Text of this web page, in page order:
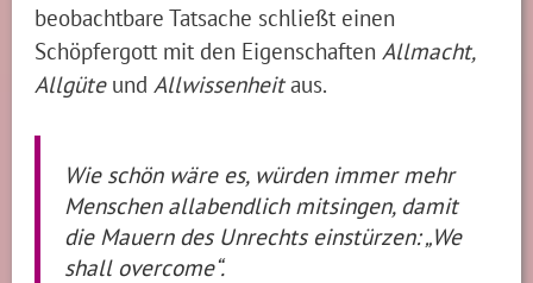
beobachtbare Tatsache schließt einen
Schöpfergott mit den Eigenschaften Allmacht,
Allgüteund Allwissenheitaus.
Wie schön wäre es, würden immer mehr
Menschen allabendlich mitsingen, damit
die Mauern des Unrechts einstürzen: „We
shall overcome“.